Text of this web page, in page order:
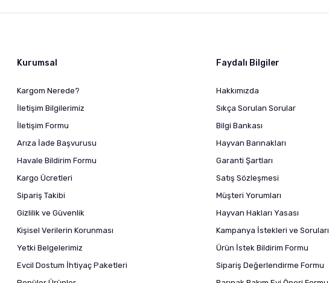
Kurumsal
Kargom Nerede?
İletişim Bilgilerimiz
İletişim Formu
Arıza İade Başvurusu
Havale Bildirim Formu
Kargo Ücretleri
Sipariş Takibi
Gizlilik ve Güvenlik
Kişisel Verilerin Korunması
Yetki Belgelerimiz
Evcil Dostum İhtiyaç Paketleri
Faydalı Bilgiler
Hakkımızda
Sıkça Sorulan Sorular
Bilgi Bankası
Hayvan Barınakları
Garanti Şartları
Satış Sözleşmesi
Müşteri Yorumları
Hayvan Hakları Yasası
Kampanya İstekleri ve Soruları
Ürün İstek Bildirim Formu
Sipariş Değerlendirme Formu